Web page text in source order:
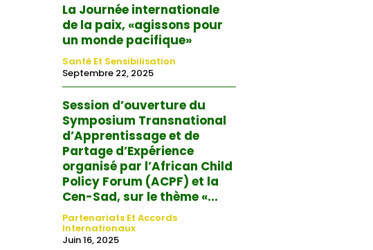
La Journée internationale
de la paix, «agissons pour
un monde pacifique»
Santé Et Sensibilisation
Septembre 22, 2025
Session d’ouverture du
Symposium Transnational
d’Apprentissage et de
Partage d’Expérience
organisé par l’African Child
Policy Forum (ACPF) et la
Cen-Sad, sur le thème «...
Partenariats Et Accords
Internationaux
Juin 16, 2025